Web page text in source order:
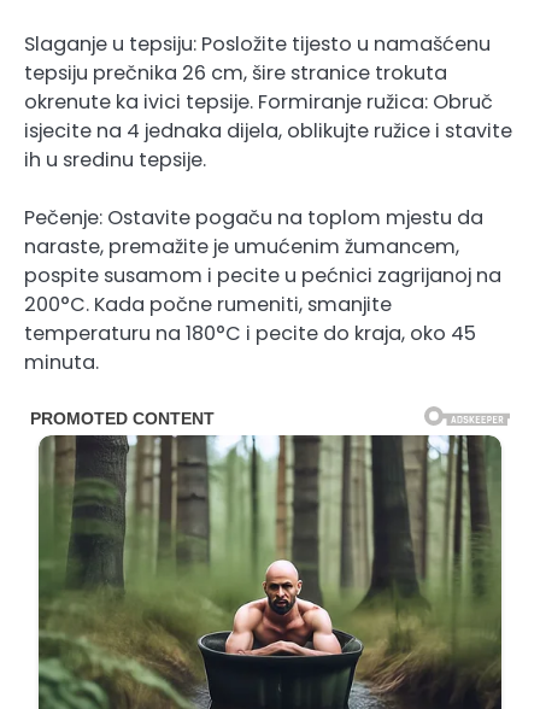
Slaganje u tepsiju: Posložite tijesto u namašćenu
tepsiju prečnika 26 cm, šire stranice trokuta
okrenute ka ivici tepsije. Formiranje ružica: Obruč
isjecite na 4 jednaka dijela, oblikujte ružice i stavite
ih u sredinu tepsije.
Pečenje: Ostavite pogaču na toplom mjestu da
naraste, premažite je umućenim žumancem,
pospite susamom i pecite u pećnici zagrijanoj na
200°C. Kada počne rumeniti, smanjite
temperaturu na 180°C i pecite do kraja, oko 45
minuta.